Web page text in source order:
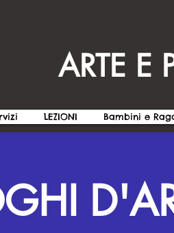
ARTE E
LEZIONI Bambini e